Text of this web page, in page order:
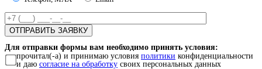
Для отправки формы вам необходимо принять условия:
прочитал(-а) и принимаю условия политики конфиденциальности
и даю согласие на обработку своих персональных данных